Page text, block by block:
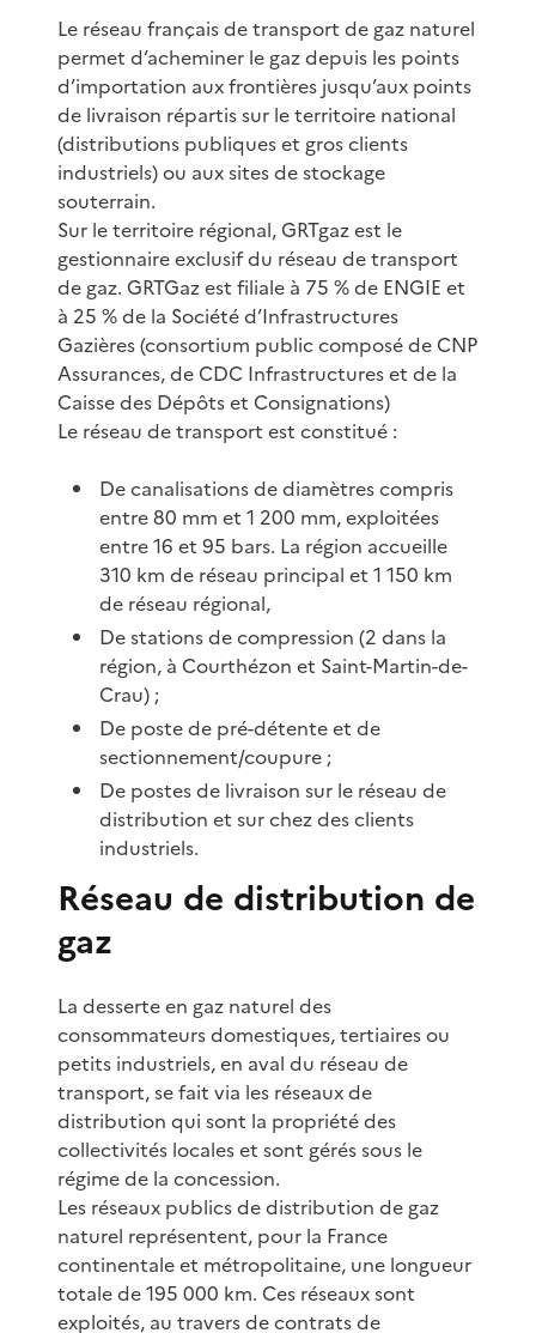
Le réseau français de transport de gaz naturel
permet d’acheminer le gaz depuis les points
d’importation aux frontières jusqu’aux points
de livraison répartis sur le territoire national
(distributions publiques et gros clients
industriels) ou aux sites de stockage
souterrain.
Sur le territoire régional, GRTgaz est le
gestionnaire exclusif du réseau de transport
de gaz. GRTGaz est filiale à 75 % de ENGIE et
à 25 % de la Société d’Infrastructures
Gazières (consortium public composé de CNP
Assurances, de CDC Infrastructures et de la
Caisse des Dépôts et Consignations)
Le réseau de transport est constitué :
De canalisations de diamètres compris
entre 80 mm et 1 200 mm, exploitées
entre 16 et 95 bars. La région accueille
310 km de réseau principal et 1 150 km
de réseau régional,
De stations de compression (2 dans la
région, à Courthézon et Saint-Martin-de-
Crau) ;
De poste de pré-détente et de
sectionnement/coupure ;
De postes de livraison sur le réseau de
distribution et sur chez des clients
industriels.
Réseau de distribution de
gaz
La desserte en gaz naturel des
consommateurs domestiques, tertiaires ou
petits industriels, en aval du réseau de
transport, se fait via les réseaux de
distribution qui sont la propriété des
collectivités locales et sont gérés sous le
régime de la concession.
Les réseaux publics de distribution de gaz
naturel représentent, pour la France
continentale et métropolitaine, une longueur
totale de 195 000 km. Ces réseaux sont
exploités, au travers de contrats de